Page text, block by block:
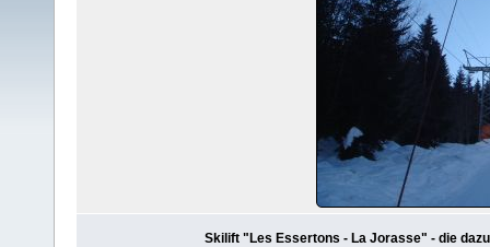
Skilift "Les Essertons - La Jorasse" - die